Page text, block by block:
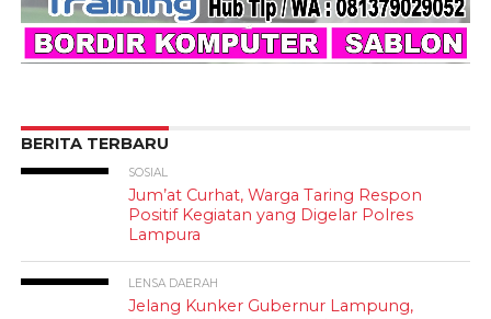
BERITA TERBARU
SOSIAL
Jum’at Curhat, Warga Taring Respon
Positif Kegiatan yang Digelar Polres
Lampura
LENSA DAERAH
Jelang Kunker Gubernur Lampung,